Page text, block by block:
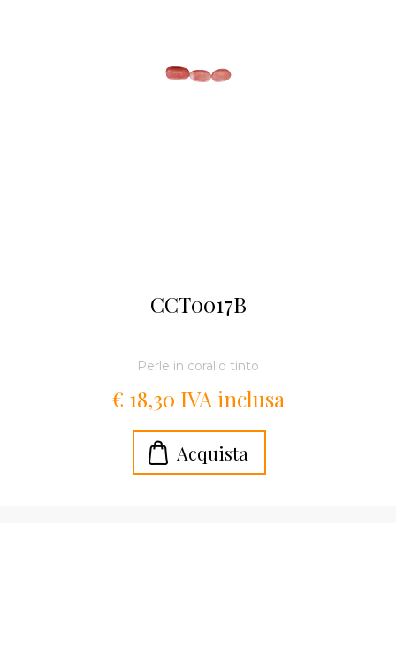
CCT0017B
Perle in corallo tinto
€ 18,30 IVA inclusa